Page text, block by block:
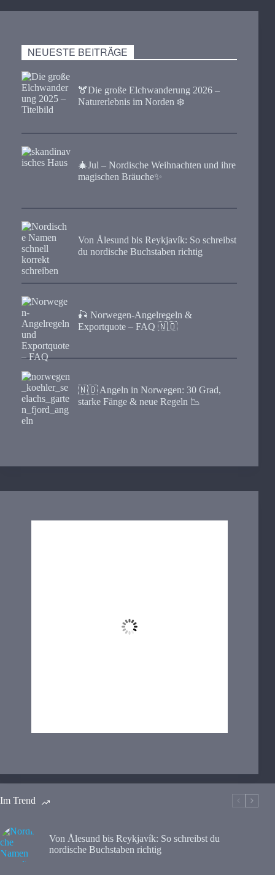
NEUESTE BEITRÄGE
🫎​Die große Elchwanderung 2026 –
Naturerlebnis im Norden ❄️
🎄Jul – Nordische Weihnachten und ihre
magischen Bräuche✨
Von Ålesund bis Reykjavík: So schreibst
du nordische Buchstaben richtig
🎣 Norwegen-Angelregeln &
Exportquote – FAQ 🇳🇴
🇳🇴 Angeln in Norwegen: 30 Grad,
starke Fänge & neue Regeln 📉
Wind Gust:
Im Trend
Von Ålesund bis Reykjavík: So schreibst du
nordische Buchstaben richtig